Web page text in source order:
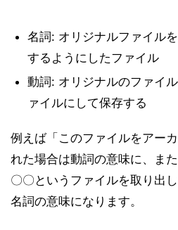
名詞: オリジナルファイル
するようにしたファイル
動詞: オリジナルのファイ
ァイルにして保存する
例えば「このファイルをアー
れた場合は動詞の意味に、ま
〇〇というファイルを取り出
名詞の意味になります。